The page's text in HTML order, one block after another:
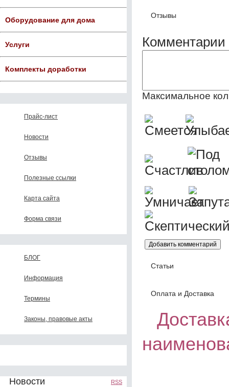
Оборудование для дома
Услуги
Комплекты доработки
Прайс-лист
Новости
Отзывы
Полезные ссылки
Карта сайта
Форма связи
БЛОГ
Информация
Термины
Законы, правовые акты
Новости RSS
Отзывы
Комментарии
Максимальное
Статьи
Оплата и Доставка